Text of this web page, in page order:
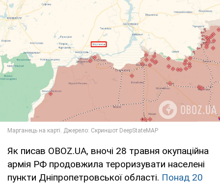
Як писав OBOZ.UA, вночі 28 травня окупаційна
армія РФ продовжила тероризувати населені
пункти Дніпропетровської області. Понад 20